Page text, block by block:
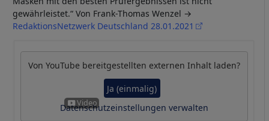
gewährleistet.“ Von Frank-Thomas Wenzel
RedaktionsNetzwerk Deutschland 28.01.2021
Von YouTube bereitgestellten externen Inhalt laden?
Ja (einmalig)
Datenschutzeinstellungen verwalten